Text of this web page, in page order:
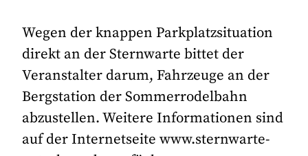
Wegen der knappen Parkplatzsituation
direkt an der Sternwarte bittet der
Veranstalter darum, Fahrzeuge an der
Bergstation der Sommerrodelbahn
abzustellen. Weitere Informationen sind
auf der Internetseite www.sternwarte-